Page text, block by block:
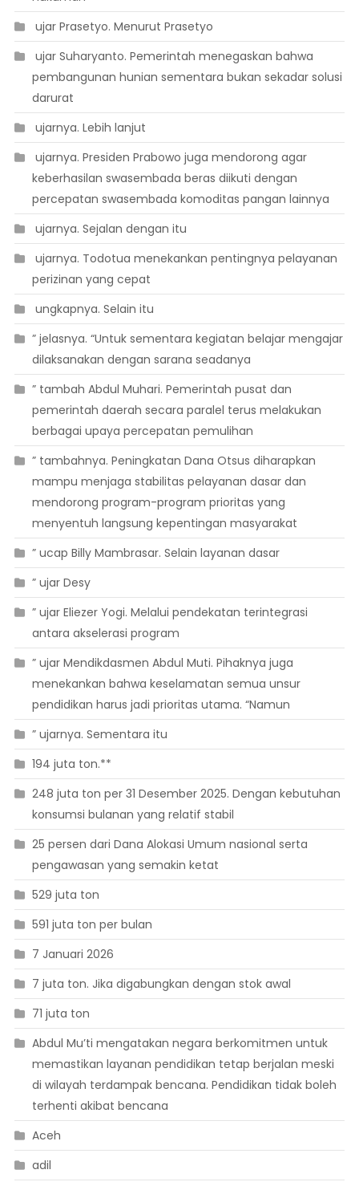
 ujar Prasetyo. Menurut Prasetyo
 ujar Suharyanto. Pemerintah menegaskan bahwa
pembangunan hunian sementara bukan sekadar solusi
darurat
 ujarnya. Lebih lanjut
 ujarnya. Presiden Prabowo juga mendorong agar
keberhasilan swasembada beras diikuti dengan
percepatan swasembada komoditas pangan lainnya
 ujarnya. Sejalan dengan itu
 ujarnya. Todotua menekankan pentingnya pelayanan
perizinan yang cepat
 ungkapnya. Selain itu
” jelasnya. “Untuk sementara kegiatan belajar mengajar
dilaksanakan dengan sarana seadanya
” tambah Abdul Muhari. Pemerintah pusat dan
pemerintah daerah secara paralel terus melakukan
berbagai upaya percepatan pemulihan
” tambahnya. Peningkatan Dana Otsus diharapkan
mampu menjaga stabilitas pelayanan dasar dan
mendorong program-program prioritas yang
menyentuh langsung kepentingan masyarakat
” ucap Billy Mambrasar. Selain layanan dasar
” ujar Desy
” ujar Eliezer Yogi. Melalui pendekatan terintegrasi
antara akselerasi program
” ujar Mendikdasmen Abdul Muti. Pihaknya juga
menekankan bahwa keselamatan semua unsur
pendidikan harus jadi prioritas utama. “Namun
” ujarnya. Sementara itu
194 juta ton.**
248 juta ton per 31 Desember 2025. Dengan kebutuhan
konsumsi bulanan yang relatif stabil
25 persen dari Dana Alokasi Umum nasional serta
pengawasan yang semakin ketat
529 juta ton
591 juta ton per bulan
7 Januari 2026
7 juta ton. Jika digabungkan dengan stok awal
71 juta ton
Abdul Mu’ti mengatakan negara berkomitmen untuk
memastikan layanan pendidikan tetap berjalan meski
di wilayah terdampak bencana. Pendidikan tidak boleh
terhenti akibat bencana
Aceh
adil